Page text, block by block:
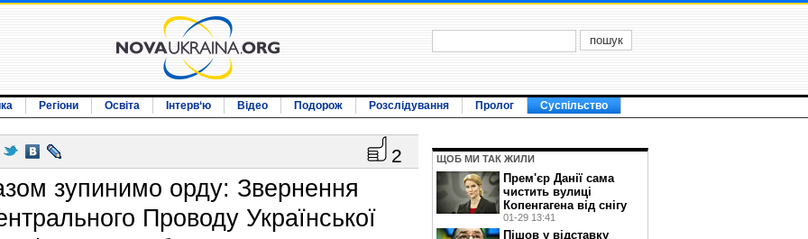
Регіони Освіта Інтерв‘ю Відео Подорож Розслідування Пролог Суспільство
2
зупинимо орду: Звернення
Проводу Української
ЩОБ МИ ТАК ЖИЛИ
Прем'єр Данії сама
чистить вулиці
Копенгагена від снігу
01-29 13:41
Пішов у відставку